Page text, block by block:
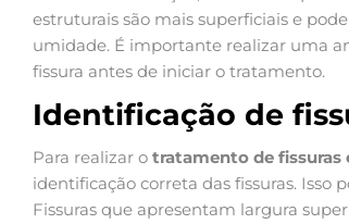
estruturais são mais superficiais e
umidade. É importante realizar uma
fissura antes de iniciar o tratamento.
Identificação de
Para realizar o tratamento de fissuras
identificação correta das fissuras. Isso
Fissuras que apresentam largura